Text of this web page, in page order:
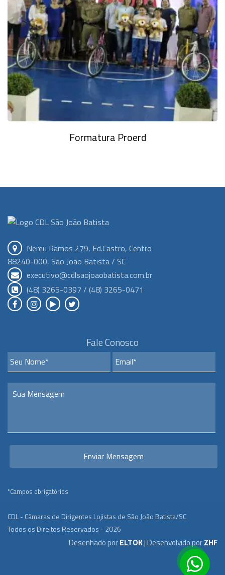
Formatura Proerd
Nereu Ramos 279, Ed.Castro, Centro
88240-000, São João Batista / SC
executivo@cdlsaojoaobatista.com.br
(48) 3265-0397 / (48) 3265-0471
Fale Conosco
*Campos obrigatórios
CDL - Câmaras de Dirigentes Lojistas de São João Batista/SC
Todos os Direitos Reservados - 2026
Desenhado porELTOK| Desenvolvido porZHF